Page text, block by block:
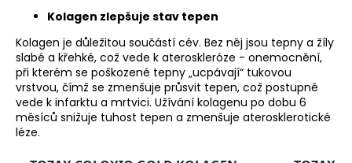
Kolagen zlepšuje stav tepen
Kolagen je důležitou součástí cév. Bez něj jsou tepny a žíly
slabé a křehké, což vede k ateroskleróze - onemocnění,
při kterém se poškozené tepny „ucpávají“ tukovou
vrstvou, čímž se zmenšuje průsvit tepen, což postupně
vede k infarktu a mrtvici. Užívání kolagenu po dobu 6
měsíců snižuje tuhost tepen a zmenšuje aterosklerotické
léze.